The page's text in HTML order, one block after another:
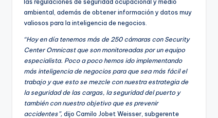
ambiental, además de obtener información y datos muy
valiosos para la inteligencia de negocios.
“Hoy en día tenemos más de 250 cámaras con Security
Center Omnicast que son monitoreadas por un equipo
especialista. Poco a poco hemos ido implementando
más inteligencia de negocios para que sea más fácil el
trabajo y que esto se mezcle con nuestra estrategia de
la seguridad de las cargas, la seguridad del puerto y
también con nuestro objetivo que es prevenir
accidentes”, dijo Camilo Jobet Weisser, subgerente